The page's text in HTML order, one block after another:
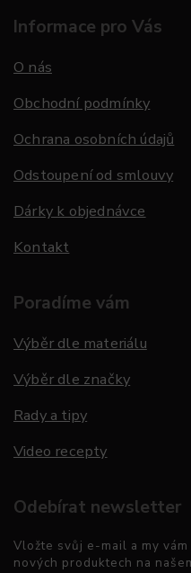
Informace pro Vás
O nás
Obchodní podmínky
Ochrana osobních údajů
Odstoupení od smlouvy
Dárky k objednávce
Kontakt
Poradíme vám
Výběr dle materiálu
Výběr dle značky
Rady a tipy
Video recepty
Odebírat newsletter
Vložte svůj e-mail a my
nových produktech na